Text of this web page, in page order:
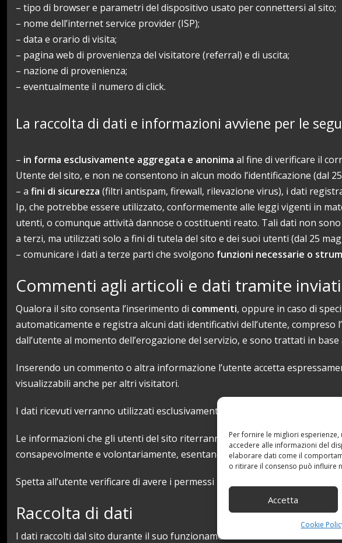
Per fornire le migliori
accedere alle informazioni del
elaborare dati come il
o ritirare il consenso può influire
Accetta
Cookie
– tipo di browser e parametri del dispositivo usato per connettersi al sito;
– nome dell’internet service provider (ISP);
– data e orario di visita;
– pagina web di provenienza del visitatore (referral) e di uscita;
– nazione di provenienza;
– eventualmente il numero di click.
La raccolta di dati e informazioni avviene per le
– in forma esclusivamente aggregata e anonima al fine di verificare il
Utente del sito, e non ne consentono in alcun modo l’identificazione
– a fini di sicurezza (filtri antispam, firewall, rilevazione virus), i dati
Ip, che potrebbe essere utilizzato, conformemente alle leggi vigenti in
utenti, o comunque attività dannose o costituenti reato. Tali dati non
a terzi, ma utilizzati solo a fini di tutela del sito e dei suoi utenti (dal 25
– comunicare i dati a terze parti che svolgono funzioni necessarie o
Commenti agli articoli e dati tramite
Qualora il sito consenta l’inserimento di commenti, oppure in caso di
automaticamente e registra alcuni dati identificativi dell’utente,
dall’utente al momento dell’erogazione del servizio, e sono trattati in base
Inserendo un commento o altra informazione l’utente accetta
visualizzabili anche per altri visitatori.
I dati ricevuti verranno utilizzati esclusivamente per l’erogazione del
Le informazioni che gli utenti del sito riterranno di rendere pubbliche
consapevolmente e volontariamente, esentando il presente sito da
Spetta all’utente verificare di avere i permessi per l’immissione di dati
Raccolta di dati
I dati raccolti dal sito durante il suo funzionamento sono utilizzati